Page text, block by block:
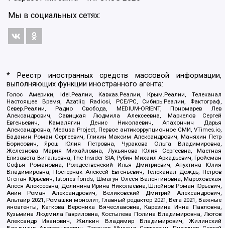
Мы в социальных сетях:
* Реестр иностранных средств массовой информации,
выполняющих функции иностранного агента:
Голос Америки, Idel.Реалии, Кавказ.Реалии, Крым.Реалии, Телеканал
Настоящее Время, Azatliq Radiosi, PCE/PC, Сибирь.Реалии, Фактограф,
Север.Реалии, Радио Свобода, MEDIUM-ORIENT, Пономарев Лев
Александрович, Савицкая Людмила Алексеевна, Маркелов Сергей
Евгеньевич, Камалягин Денис Николаевич, Апахончич Дарья
Александровна, Medusa Project, Первое антикоррупционное СМИ, VTimes.io,
Баданин Роман Сергеевич, Гликин Максим Александрович, Маняхин Петр
Борисович, Ярош Юлия Петровна, Чуракова Ольга Владимировна,
Железнова Мария Михайловна, Лукьянова Юлия Сергеевна, Маетная
Елизавета Витальевна, The Insider SIA, Рубин Михаил Аркадьевич, Гройсман
Софья Романовна, Рождественский Илья Дмитриевич, Апухтина Юлия
Владимировна, Постернак Алексей Евгеньевич, Телеканал Дождь, Петров
Степан Юрьевич, Istories fonds, Шмагун Олеся Валентиновна, Мароховская
Алеся Алексеевна, Долинина Ирина Николаевна, Шлейнов Роман Юрьевич,
Анин Роман Александрович, Великовский Дмитрий Александрович,
Альтаир 2021, Ромашки монолит, Главный редактор 2021, Вега 2021, Важные
иноагенты, Каткова Вероника Вячеславовна, Карезина Инна Павловна,
Кузьмина Людмила Гавриловна, Костылева Полина Владимировна, Лютов
Александр Иванович, Жилкин Владимир Владимирович, Жилинский